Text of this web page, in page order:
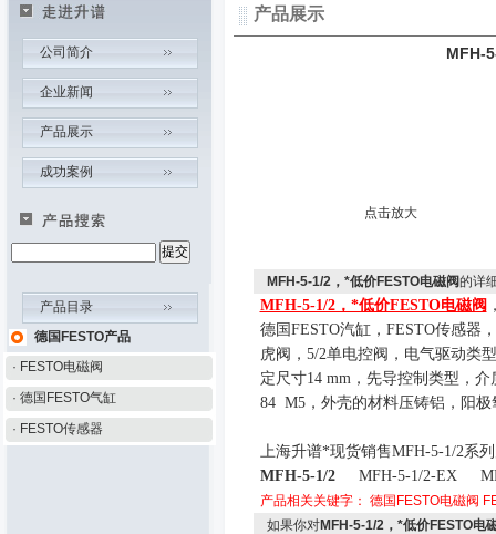
公司简介
企业新闻
产品展示
成功案例
产品目录
德国FESTO产品
· FESTO电磁阀
· 德国FESTO气缸
· FESTO传感器
产品展示
MFH-
点击放大
MFH-5-1/2，*低价FESTO电磁阀的详
MFH-5-1/2，*低价FESTO电磁阀
德国FESTO汽缸，FESTO传感器
虎阀， 5/2单电控阀，电气驱动类
定尺寸14 mm，先导控制类型，介
84 M5，外壳的材料压铸铝，阳极
上海升谱*现货销售MFH-5-1/2系
MFH-5-1/2
MFH-5-1/2-EX
产品相关关键字： 德国FESTO电磁阀
如果你对MFH-5-1/2，*低价FESTO电